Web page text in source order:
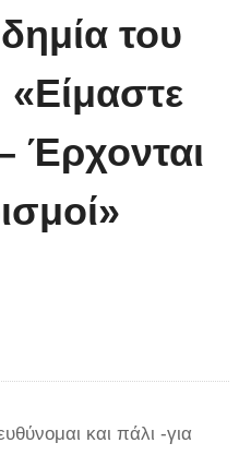
το
κορίτσι
του
Έρχονται
και πάλι -για